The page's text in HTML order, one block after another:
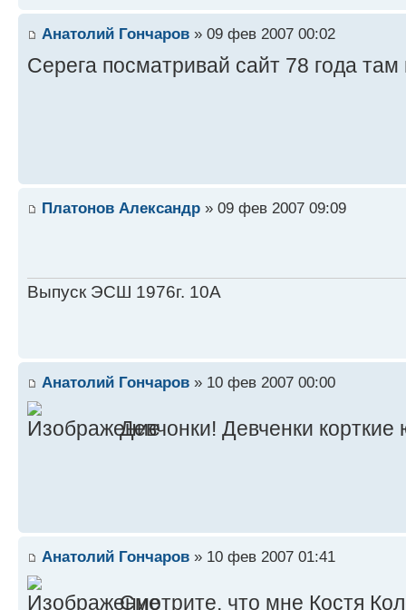
Анатолий Гончаров » 09 фев 2007 00:02
Серега посматривай сайт 78 года там
Платонов Александр » 09 фев 2007 09:09
Выпуск ЭСШ 1976г. 10А
Анатолий Гончаров » 10 фев 2007 00:00
Девчонки! Девченки корткие
Анатолий Гончаров » 10 фев 2007 01:41
Смотрите, что мне Костя